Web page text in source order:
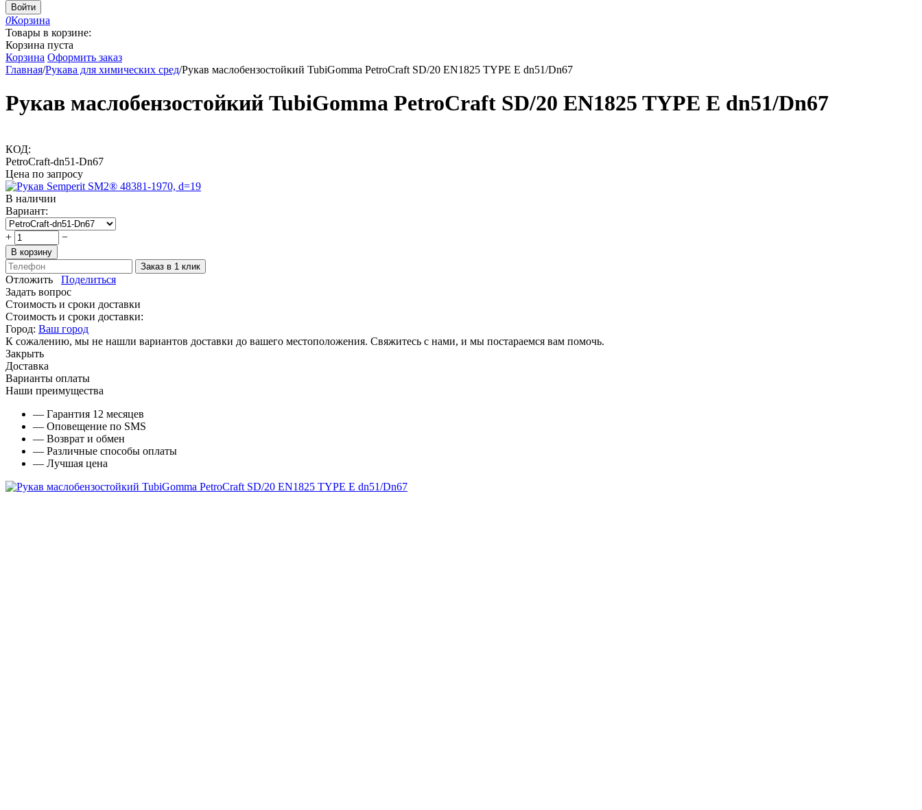
Войти
0Корзина
Товары в корзине:
Корзина пуста
Корзина Оформить заказ
Главная/Рукава для химических сред/Рукав маслобензостойкий TubiGomma PetroCraft SD/20 EN1825 TYPE E dn51/Dn67
Рукав маслобензостойкий TubiGomma PetroCraft SD/20 EN1825 TYPE E dn51/Dn67
КОД:
PetroCraft-dn51-Dn67
Цена по запросу
В наличии
Вариант:
+ −
В корзину
Заказ в 1 клик
Отложить
Поделиться
Задать вопрос
Стоимость и сроки доставки
Стоимость и сроки доставки:
Город: Ваш город
К сожалению, мы не нашли вариантов доставки до вашего местоположения. Свяжитесь с нами, и мы постараемся вам помочь.
Закрыть
Доставка
Варианты оплаты
Наши преимущества
— Гарантия 12 месяцев
— Оповещение по SMS
— Возврат и обмен
— Различные способы оплаты
— Лучшая цена